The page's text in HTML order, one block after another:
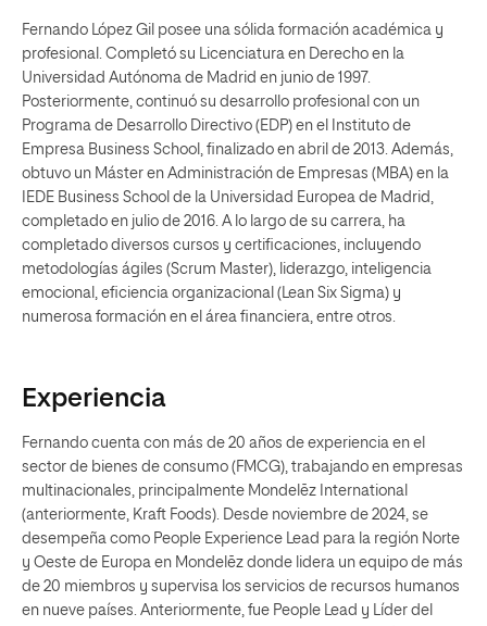
Fernando López Gil posee una sólida formación académica y
profesional. Completó su Licenciatura en Derecho en la
Universidad Autónoma de Madrid en junio de 1997.
Posteriormente, continuó su desarrollo profesional con un
Programa de Desarrollo Directivo (EDP) en el Instituto de
Empresa Business School, finalizado en abril de 2013. Además,
obtuvo un Máster en Administración de Empresas (MBA) en la
IEDE Business School de la Universidad Europea de Madrid,
completado en julio de 2016. A lo largo de su carrera, ha
completado diversos cursos y certificaciones, incluyendo
metodologías ágiles (Scrum Master), liderazgo, inteligencia
emocional, eficiencia organizacional (Lean Six Sigma) y
numerosa formación en el área financiera, entre otros.
Experiencia
Fernando cuenta con más de 20 años de experiencia en el
sector de bienes de consumo (FMCG), trabajando en empresas
multinacionales, principalmente Mondelēz International
(anteriormente, Kraft Foods). Desde noviembre de 2024, se
desempeña como People Experience Lead para la región Norte
y Oeste de Europa en Mondelēz donde lidera un equipo de más
de 20 miembros y supervisa los servicios de recursos humanos
en nueve países. Anteriormente, fue People Lead y Líder del